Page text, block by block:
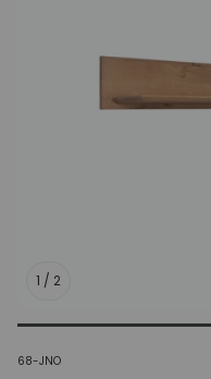
1 / 2
SKU:
68-JNO